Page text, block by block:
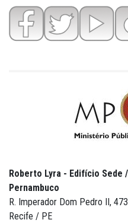
Roberto Lyra - Edifício
Pernambuco
R. Imperador Dom Pedro II,
Recife / PE